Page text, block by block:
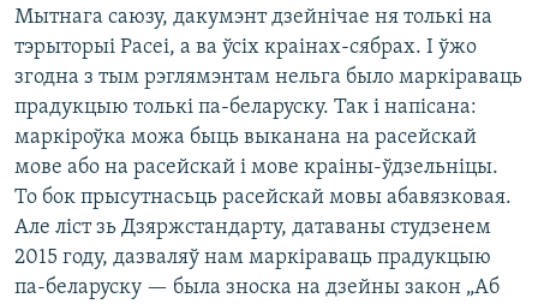
Мытнага саюзу, дакумэнт дзейнічае ня толькі на
тэрыторыі Расеі, а ва ўсіх краінах-сябрах. І ўжо
згодна з тым рэглямэнтам нельга было маркіраваць
прадукцыю толькі па-беларуску. Так і напісана:
маркіроўка можа быць выканана на расейскай
мове або на расейскай і мове краіны-ўдзельніцы.
То бок прысутнасьць расейскай мовы абавязковая.
Але ліст зь Дзяржстандарту, датаваны студзенем
2015 году, дазваляў нам маркіраваць прадукцыю
па-беларуску — была зноска на дзейны закон „Аб